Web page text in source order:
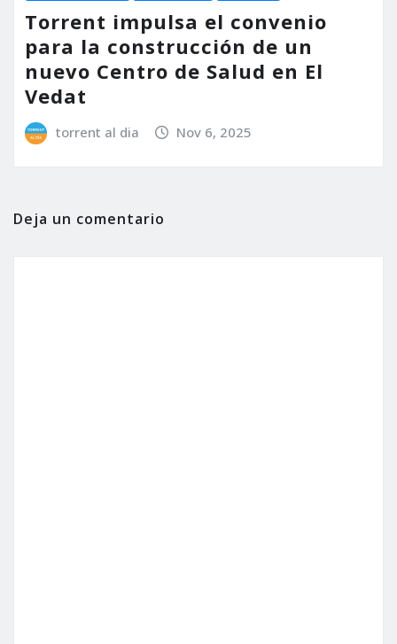
Torrent impulsa el convenio
para la construcción de un
nuevo Centro de Salud en El
Vedat
torrent al dia Nov 6, 2025
Deja un comentario